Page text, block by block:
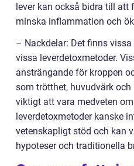
lever kan också bidra till
minska inflammation och
– Nackdelar: Det finns
vissa leverdetoxmetoder.
ansträngande för kroppen
som trötthet, huvudvärk
viktigt att vara medveten
leverdetoxmetoder kanske
vetenskapligt stöd och kan
hypoteser och traditionella